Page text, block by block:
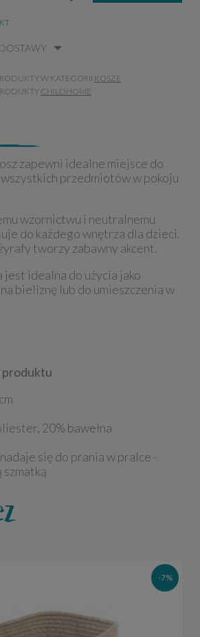
W KATEGORII KOSZE
CHILDHOME
zapewni idealne miejsce do
przedmiotów w pokoju
wzornictwu i neutralnemu
do każdego wnętrza dla dzieci.
tworzy zabawny akcent.
jest idealna do użycia jako
bieliznę lub do umieszczenia w
20% bawełna
się do prania w pralce -
-7%